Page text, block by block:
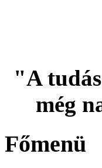
"A
még
Főmenü